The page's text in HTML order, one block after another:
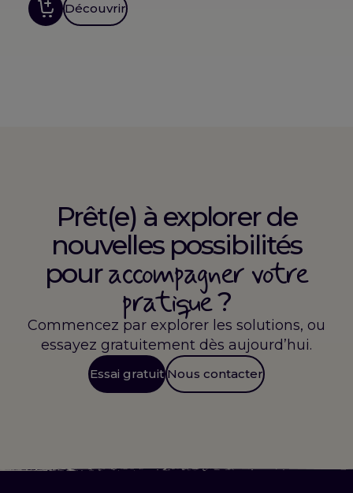
Découvrir
Prêt(e) à explorer de
nouvelles possibilités
pouraccompagner votre
pratique?
Commencez par explorer les solutions, ou
essayez gratuitement dès aujourd’hui.
Essai gratuit Nous contacter